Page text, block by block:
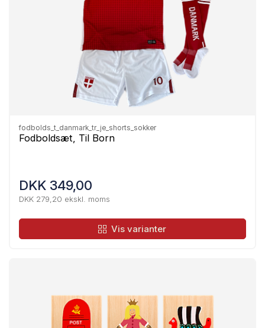
fodbolds_t_danmark_tr_je_shorts_sokker
Fodboldsæt, Til Born
DKK 349,00
DKK 279,20 ekskl. moms
Vis varianter